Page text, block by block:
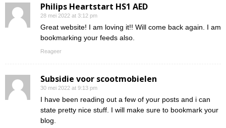
Philips Heartstart HS1 AED
28 mei 2022 at 3:12 pm
Great website! I am loving it!! Will come back again. I am
bookmarking your feeds also.
Reageer
Subsidie voor scootmobielen
30 mei 2022 at 9:13 pm
I have been reading out a few of your posts and i can
state pretty nice stuff. I will make sure to bookmark your
blog.